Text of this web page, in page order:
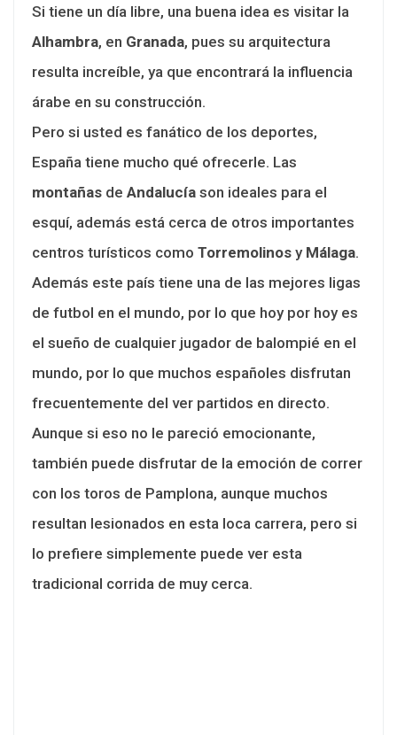
Si tiene un día libre, una buena idea es visitar la
Alhambra, en Granada, pues su arquitectura
resulta increíble, ya que encontrará la influencia
árabe en su construcción.
Pero si usted es fanático de los deportes,
España tiene mucho qué ofrecerle. Las
montañas de Andalucía son ideales para el
esquí, además está cerca de otros importantes
centros turísticos como Torremolinos y Málaga.
Además este país tiene una de las mejores ligas
de futbol en el mundo, por lo que hoy por hoy es
el sueño de cualquier jugador de balompié en el
mundo, por lo que muchos españoles disfrutan
frecuentemente del ver partidos en directo.
Aunque si eso no le pareció emocionante,
también puede disfrutar de la emoción de correr
con los toros de Pamplona, aunque muchos
resultan lesionados en esta loca carrera, pero si
lo prefiere simplemente puede ver esta
tradicional corrida de muy cerca.